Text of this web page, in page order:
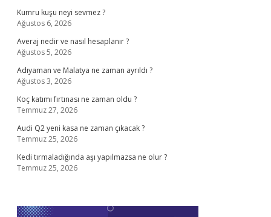
Kumru kuşu neyi sevmez ?
Ağustos 6, 2026
Averaj nedir ve nasıl hesaplanır ?
Ağustos 5, 2026
Adıyaman ve Malatya ne zaman ayrıldı ?
Ağustos 3, 2026
Koç katımı fırtınası ne zaman oldu ?
Temmuz 27, 2026
Audi Q2 yeni kasa ne zaman çıkacak ?
Temmuz 25, 2026
Kedi tırmaladığında aşı yapılmazsa ne olur ?
Temmuz 25, 2026